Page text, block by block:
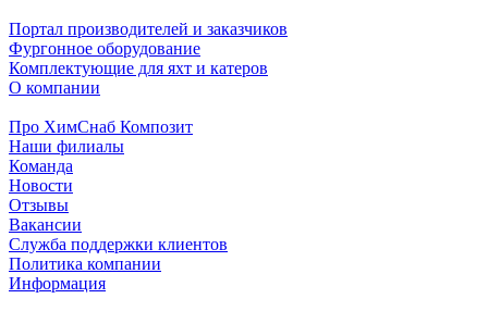
Портал производителей и заказчиков
Фургонное оборудование
Комплектующие для яхт и катеров
О компании
Про ХимСнаб Композит
Наши филиалы
Команда
Новости
Отзывы
Вакансии
Служба поддержки клиентов
Политика компании
Информация